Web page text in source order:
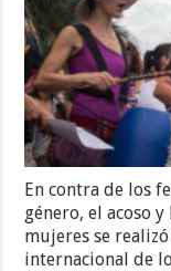
En contra de los
género, el acoso
mujeres se
internacional de